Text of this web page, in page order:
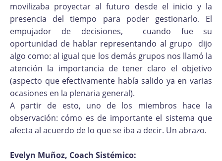
movilizaba proyectar al futuro desde el inicio y la
presencia del tiempo para poder gestionarlo. El
empujador de decisiones, cuando fue su
oportunidad de hablar representando al grupo dijo
algo como: al igual que los demás grupos nos llamó la
atención la importancia de tener claro el objetivo
(aspecto que efectivamente había salido ya en varias
ocasiones en la plenaria general).
A partir de esto, uno de los miembros hace la
observación: cómo es de importante el sistema que
afecta al acuerdo de lo que se iba a decir. Un abrazo.
Evelyn Muñoz, Coach Sistémico: